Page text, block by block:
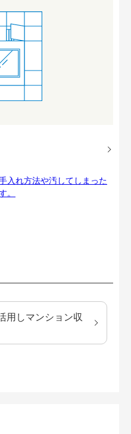
入れ方法や汚してしまった
。
用しマンション収